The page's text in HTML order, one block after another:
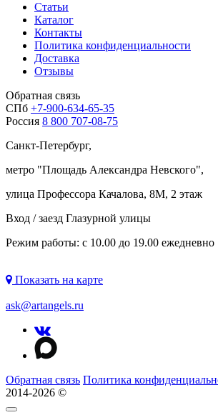
Статьи
Каталог
Контакты
Политика конфиденциальности
Доставка
Отзывы
Обратная связь
СПб +7-900-634-65-35
Россия 8 800 707-08-75
Санкт-Петербург,
метро "Площадь Александра Невского",
улица Профессора Качалова, 8М, 2 этаж
Вход / заезд Глазурной улицы
Режим работы: с 10.00 до 19.00 ежедневно
Показать на карте
ask@artangels.ru
Обратная связь Политика
2014-2026 ©